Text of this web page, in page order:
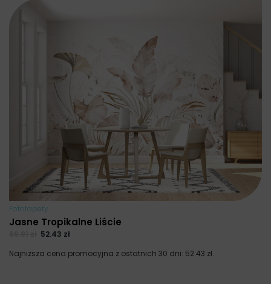
Fototapety
Jasne Tropikalne Liście
52.43 zł
Najniższa cena promocyjna z ostatnich 30 dni: 52.43 zł.